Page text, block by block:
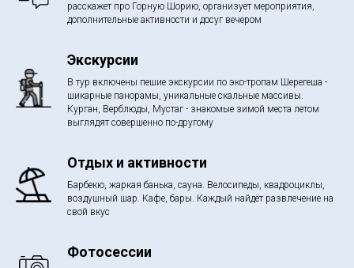
расскажет про Горную Шорию, организует мероприятия,
дополнительные активности и досуг вечером
Экскурсии
В тур включены пешие экскурсии по эко-тропам Шерегеша -
шикарные панорамы, уникальные скальные массивы.
Курган, Верблюды, Мустаг - знакомые зимой места летом
выглядят совершенно по-другому
Отдых и активности
Барбекю, жаркая банька, сауна. Велосипеды, квадроциклы,
воздушный шар. Кафе, бары. Каждый найдёт развлечение на
свой вкус
Фотосессии